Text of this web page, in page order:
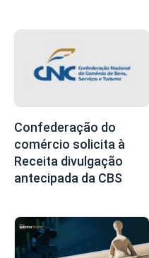
Confederação do
comércio solicita à
Receita divulgação
antecipada da CBS